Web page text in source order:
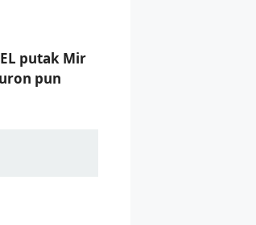
putak Mir
pun